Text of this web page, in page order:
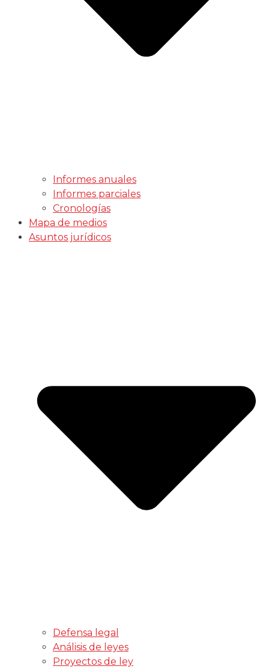
Informes anuales
Informes parciales
Cronologías
Mapa de medios
Asuntos jurídicos
Defensa legal
Análisis de leyes
Proyectos de ley